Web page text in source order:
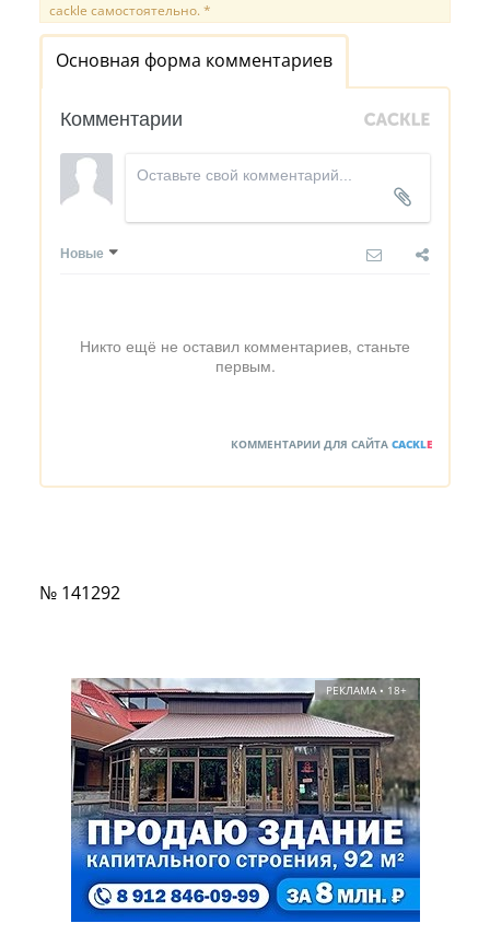
cackle самостоятельно. *
Основная форма комментариев
Комментарии
Новые
Никто ещё не оставил комментариев, станьте
первым.
КОММЕНТАРИИ ДЛЯ САЙТА CACKLE
№ 141292
РЕКЛАМА • 18+